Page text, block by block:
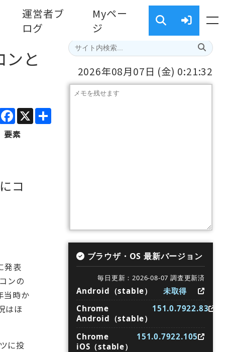
運営者ブ
ログ
Myペー
ジ
と
X
Facebook
要素
コ
発表
ンの
当時か
はほ
に投
2026年08月07日 (金) 0:21:33
ブラウザ・OS 最新バージョン
毎日更新：2026-08-07 調査更新済
Android（stable）
未取得
Chrome
Android（stable）
151.0.7922.83
Chrome
iOS（stable）
151.0.7922.105